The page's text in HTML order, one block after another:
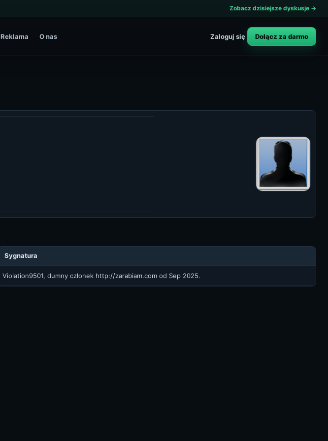
Zobacz dzisiejsze dyskusje →
Reklama O nas Zaloguj się Dołącz za darmo
Sygnatura
Violation9501, dumny członek http://zarabiam.com od Sep 2025.